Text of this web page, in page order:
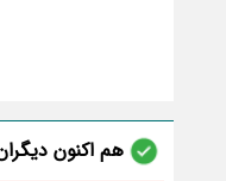
هم اکنون